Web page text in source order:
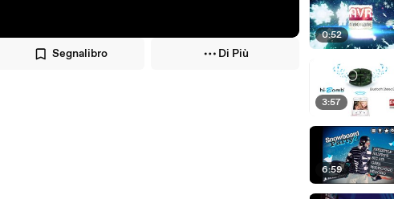
Segnalibro Di Più
0:52
3:57
6:59